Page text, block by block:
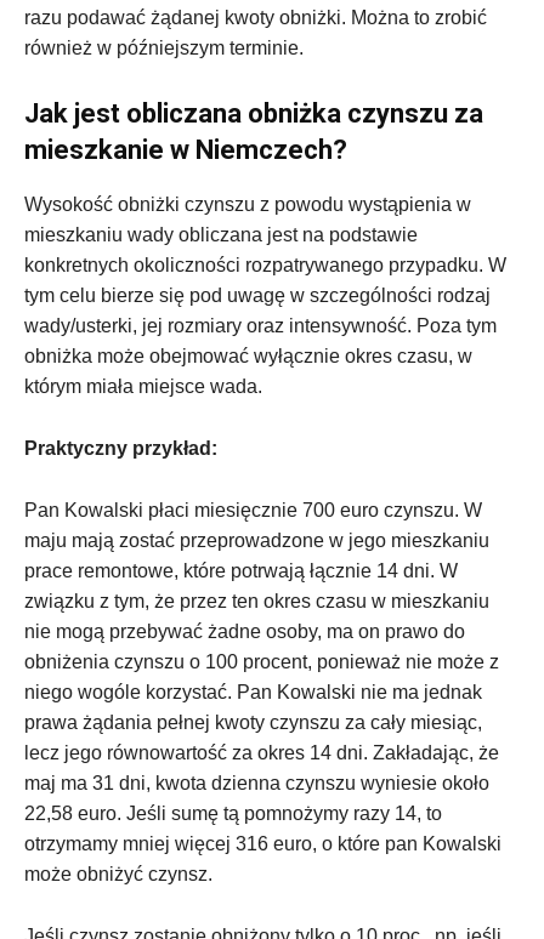
razu podawać żądanej kwoty obniżki. Można to zrobić
również w późniejszym terminie.
Jak jest obliczana obniżka czynszu za
mieszkanie w Niemczech?
Wysokość obniżki czynszu z powodu wystąpienia w
mieszkaniu wady obliczana jest na podstawie
konkretnych okoliczności rozpatrywanego przypadku. W
tym celu bierze się pod uwagę w szczególności rodzaj
wady/usterki, jej rozmiary oraz intensywność. Poza tym
obniżka może obejmować wyłącznie okres czasu, w
którym miała miejsce wada.
Praktyczny przykład:
Pan Kowalski płaci miesięcznie 700 euro czynszu. W
maju mają zostać przeprowadzone w jego mieszkaniu
prace remontowe, które potrwają łącznie 14 dni. W
związku z tym, że przez ten okres czasu w mieszkaniu
nie mogą przebywać żadne osoby, ma on prawo do
obniżenia czynszu o 100 procent, ponieważ nie może z
niego wogóle korzystać. Pan Kowalski nie ma jednak
prawa żądania pełnej kwoty czynszu za cały miesiąc,
lecz jego równowartość za okres 14 dni. Zakładając, że
maj ma 31 dni, kwota dzienna czynszu wyniesie około
22,58 euro. Jeśli sumę tą pomnożymy razy 14, to
otrzymamy mniej więcej 316 euro, o które pan Kowalski
może obniżyć czynsz.